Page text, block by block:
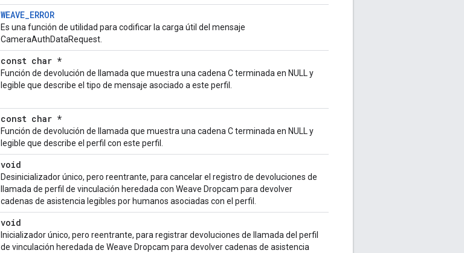
WEAVE_ERROR
Es una función de utilidad para codificar la carga útil del mensaje
CameraAuthDataRequest.
const char *
Función de devolución de llamada que muestra una cadena C terminada en NULL y
legible que describe el tipo de mensaje asociado a este perfil.
const char *
Función de devolución de llamada que muestra una cadena C terminada en NULL y
legible que describe el perfil con este perfil.
void
Desinicializador único, pero reentrante, para cancelar el registro de devoluciones de
llamada de perfil de vinculación heredada con Weave Dropcam para devolver
cadenas de asistencia legibles por humanos asociadas con el perfil.
void
Inicializador único, pero reentrante, para registrar devoluciones de llamada del perfil
de vinculación heredada de Weave Dropcam para devolver cadenas de asistencia